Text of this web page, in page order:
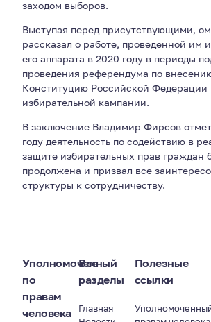
заходом выборов.
Выступая перед присутствующими,
рассказал о работе, проведенной им
его аппарата в 2020 году в периоды
проведения референдума по
Конституцию Российской Федерации
избирательной кампании.
В заключение Владимир Фирсов
году деятельность по содействию в
защите избирательных прав граждан
продолжена и призвал все
структуры к сотрудничеству.
Уполномоченный
по
правам
человека
Все
разделы
Главная
Полезные
ссылки